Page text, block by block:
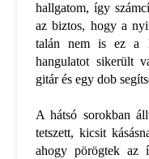
hallgatom, így
az biztos, hogy a
talán nem is ez a
hangulatot sikerült
gitár és egy dob
A hátsó sorokban
tetszett, kicsit
ahogy pörögtek az